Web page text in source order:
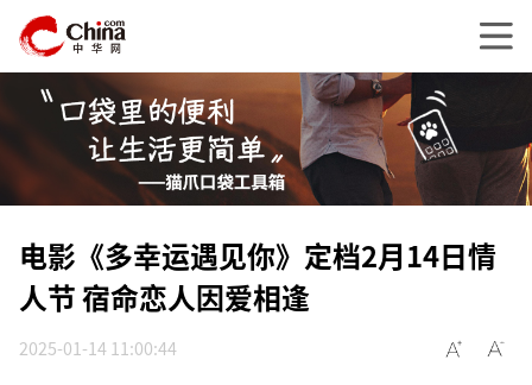
电影《多幸运遇见你》定档2月14日情
人节 宿命恋人因爱相逢
2025-01-14 11:00:44